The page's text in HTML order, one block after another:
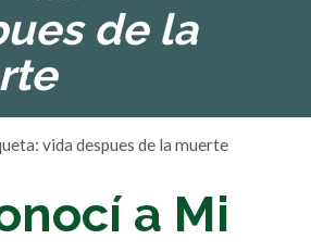
de la
vida despues de la muerte
a Mi